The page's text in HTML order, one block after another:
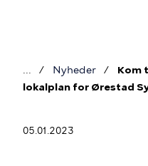
Brødkrumme
Nyheder
Kom
lokalplan for Ørestad
05.01.2023